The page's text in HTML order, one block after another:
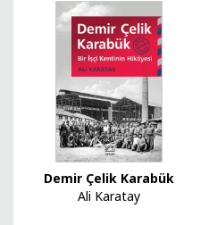
Demir Çelik Karabük
Ali Karatay